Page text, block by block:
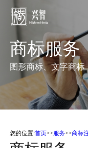
商标服务
图形商标、文字商标
您的位置:首页>>服务>>商标